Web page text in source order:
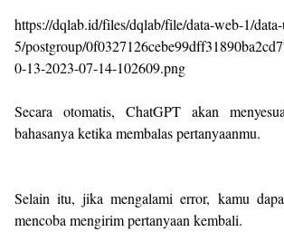
https://dqlab.id/files/dqlab/file/data-web-1/data-
5/postgroup/
0-13-2023-07-14-102609.png
Secara otomatis, ChatGPT akan
bahasanya ketika membalas pertanyaanmu.
Selain itu, jika mengalami error, kamu
mencoba mengirim pertanyaan kembali.